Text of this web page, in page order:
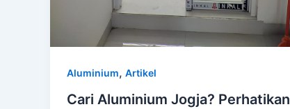
Aluminium, Artikel
Cari Aluminium Jogja? Perhatikan